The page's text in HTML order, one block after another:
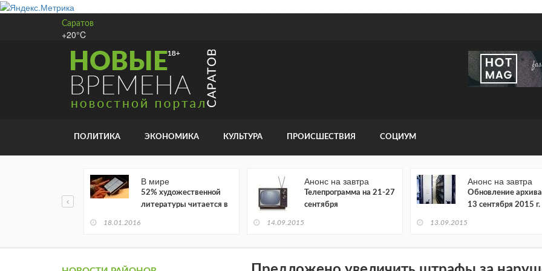
Саратов
+20°C
ПОЛИТИКА ЭКОНОМИКА КУЛЬТУРА ПРОИСШЕСТВИЯ СОЦИУМ
В мире
52% художественной
литературы читается в
18.01.2016
Анонс на завтра
Телепрограмма на 21-27
сентября
14.09.2015
Анонс на завтра
Обновление архива
13 сентября 2015 г.
13.09.2015